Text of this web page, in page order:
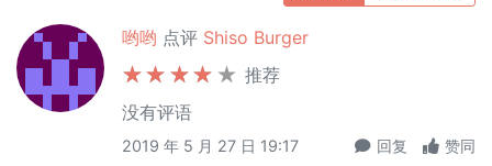
哟哟 点评 Shiso Burger
推荐
没有评语
2019 年 5 月 27 日 19:17 回复 赞同